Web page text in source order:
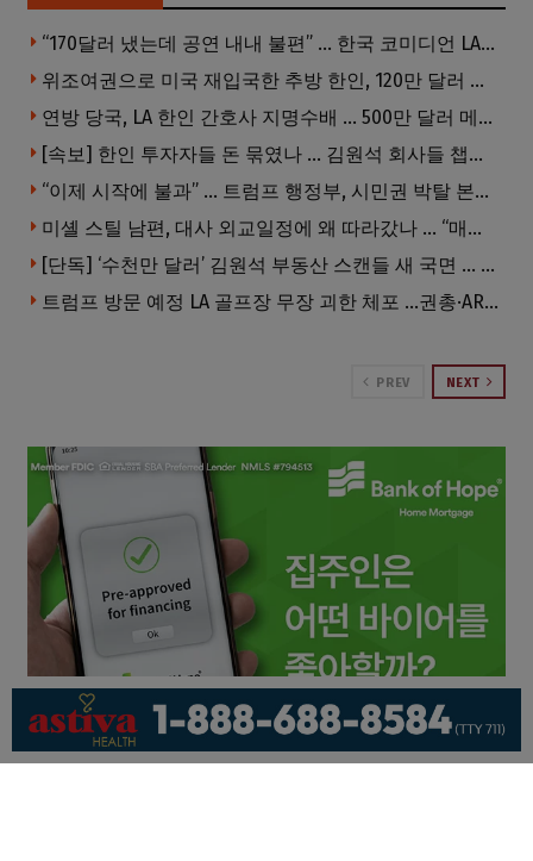
“170달러 냈는데 공연 내내 불편” … 한국 코미디언 LA공연, 음향 불량에 외모 비하 개그 논란
위조여권으로 미국 재입국한 추방 한인, 120만 달러 은행 사기 행각
연방 당국, LA 한인 간호사 지명수배 … 500만 달러 메디캐어 사기, 선고 직전 한국 도주
[속보] 한인 투자자들 돈 묶였나 … 김원석 회사들 챕터7 강제파산·자진파산 잇따라 신청
“이제 시작에 불과” … 트럼프 행정부, 시민권 박탈 본격화
미셸 스틸 남편, 대사 외교일정에 왜 따라갔나 … “매우 이례적”
[단독] ‘수천만 달러’ 김원석 부동산 스캔들 새 국면 … 한인 투자자들 소송 잇따라 ‘디폴트’ 절차
트럼프 방문 예정 LA 골프장 무장 괴한 체포 …권총·AR 소총 소지
PREV NEXT